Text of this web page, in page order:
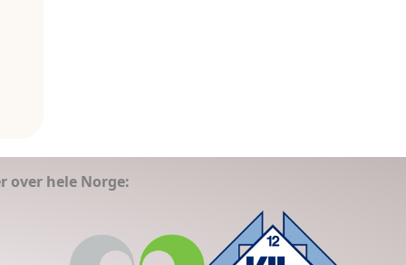
over hele Norge: